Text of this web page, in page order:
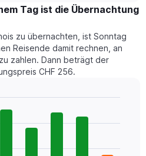
Tag ist die Übernachtung
zu übernachten, ist Sonntag
Reisende damit rechnen, an
zahlen. Dann beträgt der
CHF 256.